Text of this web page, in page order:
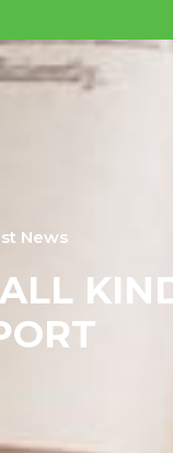
News